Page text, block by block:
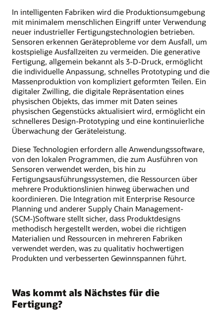
In intelligenten Fabriken wird die Produktionsumgebung
mit minimalem menschlichen Eingriff unter Verwendung
neuer industrieller Fertigungstechnologien betrieben.
Sensoren erkennen Geräteprobleme vor dem Ausfall, um
kostspielige Ausfallzeiten zu vermeiden. Die generative
Fertigung, allgemein bekannt als 3-D-Druck, ermöglicht
die individuelle Anpassung, schnelles Prototyping und die
Massenproduktion von kompliziert geformten Teilen. Ein
digitaler Zwilling, die digitale Repräsentation eines
physischen Objekts, das immer mit Daten seines
physischen Gegenstücks aktualisiert wird, ermöglicht ein
schnelleres Design-Prototyping und eine kontinuierliche
Überwachung der Geräteleistung.
Diese Technologien erfordern alle Anwendungssoftware,
von den lokalen Programmen, die zum Ausführen von
Sensoren verwendet werden, bis hin zu
Fertigungsausführungssystemen, die Ressourcen über
mehrere Produktionslinien hinweg überwachen und
koordinieren. Die Integration mit Enterprise Resource
Planning und anderer Supply Chain Management-
(SCM-)Software stellt sicher, dass Produktdesigns
methodisch hergestellt werden, wobei die richtigen
Materialien und Ressourcen in mehreren Fabriken
verwendet werden, was zu qualitativ hochwertigen
Produkten und verbesserten Gewinnspannen führt.
Was kommt als Nächstes für die
Fertigung?